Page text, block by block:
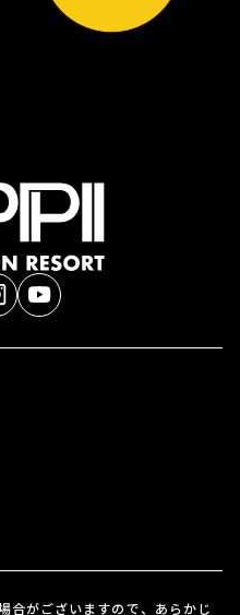
合がございますので、あらかじ